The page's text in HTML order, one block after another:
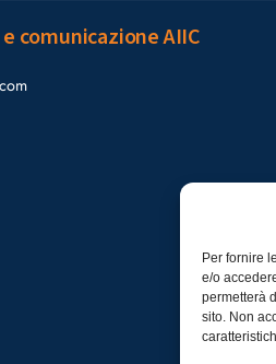
Per fornire
e/o
permetterà
sito. Non
comunicazione AIIC